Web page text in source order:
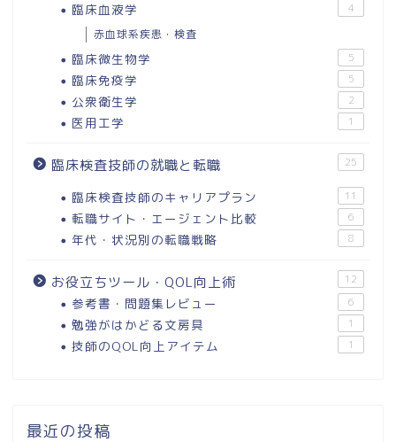
臨床血液学 4
赤血球系疾患・検査
臨床微生物学 5
臨床免疫学 5
公衆衛生学 2
医用工学 1
臨床検査技師の就職と転職 25
臨床検査技師のキャリアプラン 11
転職サイト・エージェント比較 6
年代・状況別の転職戦略 8
お役立ちツール・QOL向上術 12
参考書・問題集レビュー 6
勉強がはかどる文房具 1
技師のQOL向上アイテム 1
最近の投稿